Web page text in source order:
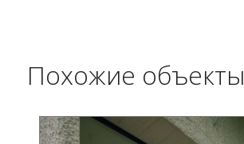
Похожие объекты